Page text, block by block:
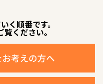
く順番です。
覧ください。